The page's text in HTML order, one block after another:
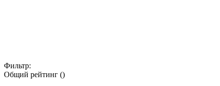
Фильтр:
Общий рейтинг ()